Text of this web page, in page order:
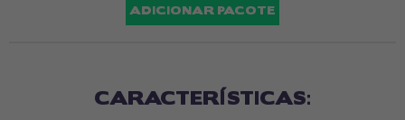
ADICIONAR PACOTE
CARACTERÍSTICAS: